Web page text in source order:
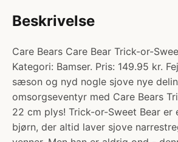
Beskrivelse
Care Bears Care Bear Trick-or-
Kategori: Bamser. Pris: 149.95 kr.
sæson og nyd nogle sjove nye
omsorgseventyr med Care Bears
22 cm plys! Trick-or-Sweet Bear
bjørn, der altid laver sjove